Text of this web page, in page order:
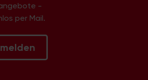
-
per Mail.